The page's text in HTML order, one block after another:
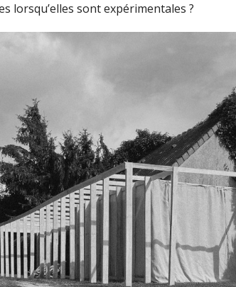
lorsqu’elles sont expérimentales ?